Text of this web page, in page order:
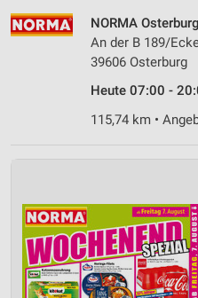
NORMA Osterburg
An der B 189/
39606 Osterburg
Heute 07:00 -
115,74 km •